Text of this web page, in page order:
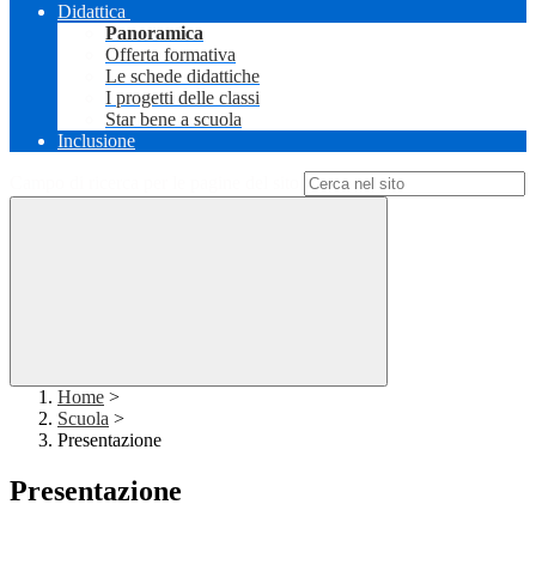
Didattica
Panoramica
Offerta formativa
Le schede didattiche
I progetti delle classi
Star bene a scuola
Inclusione
Home >
Scuola >
Presentazione
Presentazione